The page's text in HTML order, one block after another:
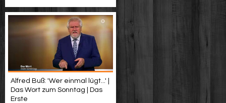
Alfred Buß: 'Wer einmal lügt...' |
Das Wort zum Sonntag | Das
Erste